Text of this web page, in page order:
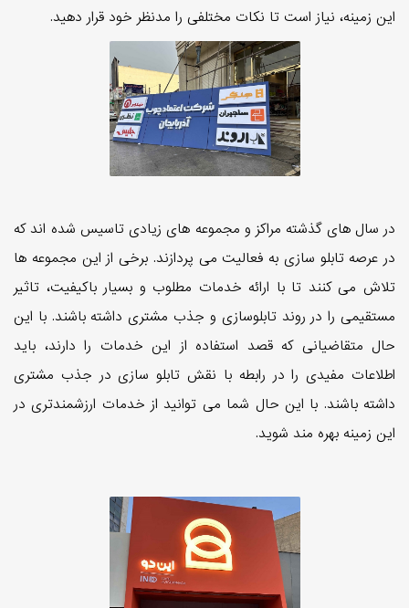
این زمینه، نیاز است تا نکات مختلفی را مدنظر خود قرار دهید.
در سال های گذشته مراکز و مجموعه های زیادی تاسیس شده اند که
در عرصه تابلو سازی به فعالیت می پردازند. برخی از این مجموعه ها
تلاش می کنند تا با ارائه خدمات مطلوب و بسیار باکیفیت، تاثیر
مستقیمی را در روند تابلوسازی و جذب مشتری داشته باشند. با این
حال متقاضیانی که قصد استفاده از این خدمات را دارند، باید
اطلاعات مفیدی را در رابطه با نقش تابلو سازی در جذب مشتری
داشته باشند. با این حال شما می توانید از خدمات ارزشمندتری در
این زمینه بهره مند شوید.